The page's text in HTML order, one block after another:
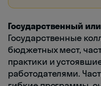
Государственный
Государственные
бюджетных мест,
практики и
работодателями.